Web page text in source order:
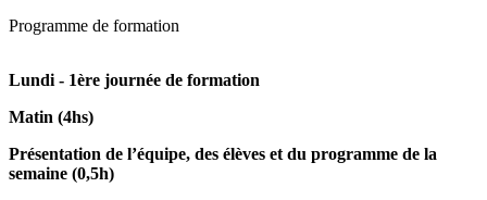
Programme de formation
Lundi - 1ère journée de formation
Matin (4hs)
Présentation de l’équipe, des élèves et du programme de la
semaine (0,5h)